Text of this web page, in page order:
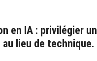
en IA : privilégier
lieu de technique.